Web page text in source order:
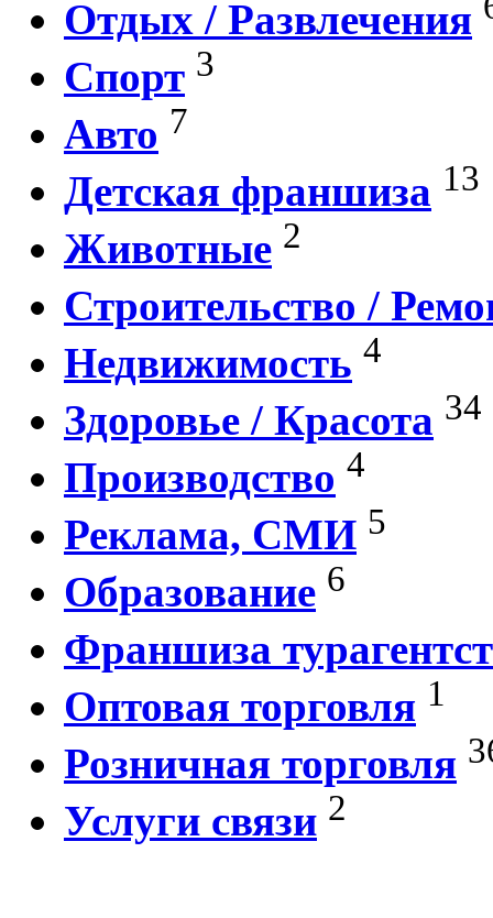
Отдых / Развлечения
Спорт 3
Авто 7
Детская франшиза 13
Животные 2
Строительство /
Недвижимость 4
Здоровье / Красота 34
Производство 4
Реклама, СМИ 5
Образование 6
Франшиза
Оптовая торговля 1
Розничная торговля
Услуги связи 2